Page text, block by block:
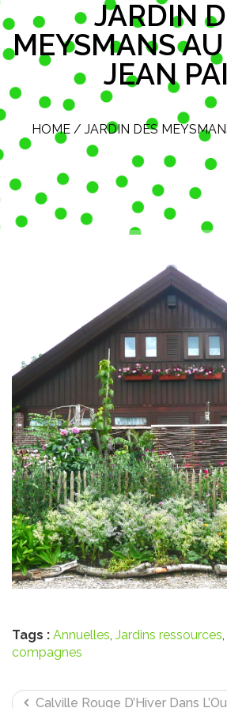
JARDIN
MEYSMANS
JEAN
HOME / JARDIN DES
Tags : Annuelles Jardins ressources
compagnes
Calville Rouge D’Hiver Dans